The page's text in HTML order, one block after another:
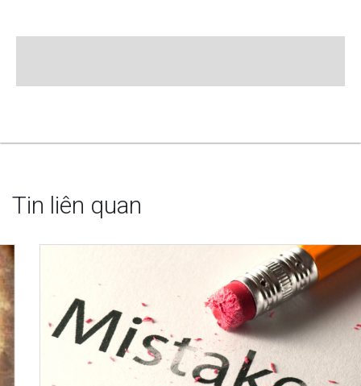
Tin liên quan